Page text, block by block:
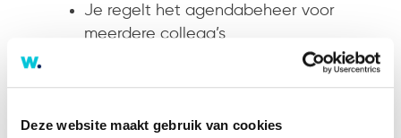
Deze website maakt gebruik van cookies
Je regelt het agendabeheer voor
meerdere collega’s
de archivering